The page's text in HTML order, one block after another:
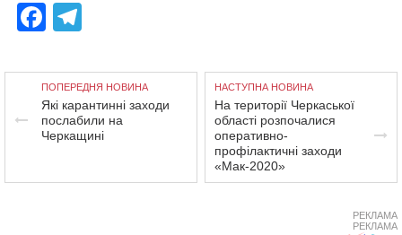
Facebook
ПОПЕРЕДНЯ НОВИНА
Які карантинні заходи
послабили на
Черкащині
НАСТУПНА НОВИНА
На території Черкаської
області розпочалися
оперативно-
профілактичні заходи
«Мак-2020»
РЕКЛАМА
РЕКЛАМА